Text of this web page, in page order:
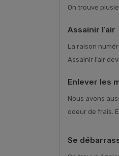
On trouve
Assainir l’air
La raison
Assainir l’air
Enlever les
Nous avons
odeur de frais.
Se